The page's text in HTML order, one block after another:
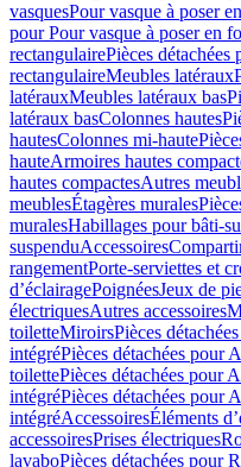
vasquesPour vasque à poser
pour Pour vasque à poser en
rectangulairePièces détachées
rectangulaireMeubles latéraux
latérauxMeubles latéraux bas
latéraux basColonnes hautes
hautesColonnes mi-haute
hauteArmoires hautes
hautes compactesAutres
meublesÉtagères murales
muralesHabillages pour bâti-
suspenduAccessoires
rangementPorte-serviettes et
d’éclairagePoignéesJeux de
électriquesAutres accessoires
toiletteMiroirsPièces
intégréPièces détachées pour
toilettePièces détachées pour
intégréPièces détachées pour
intégréAccessoiresÉléments
accessoiresPrises électriques
lavaboPièces détachées pour